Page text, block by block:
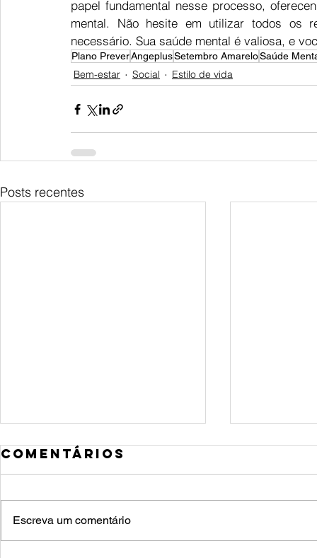
papel fundamental nesse processo,
mental. Não hesite em utilizar todos os
necessário. Sua saúde mental é valiosa, e
Plano PreverAngeplusSetembro AmareloSaúde
Bem-estar Social Estilo de vida
Posts recentes
Comentários
Escreva um comentário